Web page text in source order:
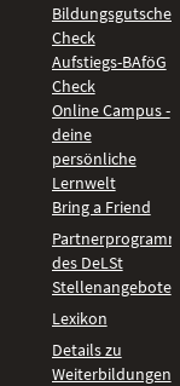
Bildungsgutschein
Check
Aufstiegs-BAföG
Check
Online Campus -
deine
persönliche
Lernwelt
Bring a Friend
Partnerprogramm
des DeLSt
Stellenangebote
Lexikon
Details zu
Weiterbildungen